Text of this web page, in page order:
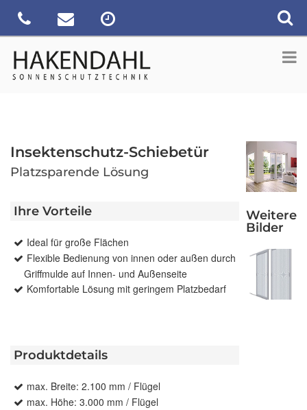
Insektenschutz-Schiebetür
Platzsparende Lösung
Ihre Vorteile
Ideal für große Flächen
Flexible Bedienung von innen oder außen durch
Griffmulde auf Innen- und Außenseite
Komfortable Lösung mit geringem Platzbedarf
Produktdetails
max. Breite: 2.100 mm / Flügel
max. Höhe: 3.000 mm / Flügel
Weitere
Bilder